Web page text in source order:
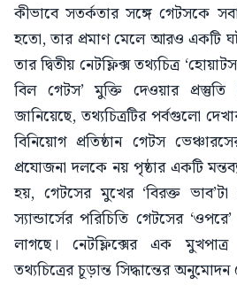
কীভাবে সতর্কতার সঙ্গে গেটসকে
হতো, তার প্রমাণ মেলে আরও একটি
তার দ্বিতীয় নেটফ্লিক্স তথ্যচিত্র
বিল গেটস’ মুক্তি দেওয়ার প্রস্তুতি
জানিয়েছে, তথ্যচিত্রটির পর্বগুলো
বিনিয়োগ প্রতিষ্ঠান গেটস
প্রযোজনা দলকে নয় পৃষ্ঠার একটি
হয়, গেটসের মুখের ‘বিরক্ত ভাব’টা
স্যান্ডার্সের পরিচিতি গেটসের
লাগছে। নেটফ্লিক্সের এক মুখপাত্র
তথ্যচিত্রের চূড়ান্ত সিদ্ধান্তের